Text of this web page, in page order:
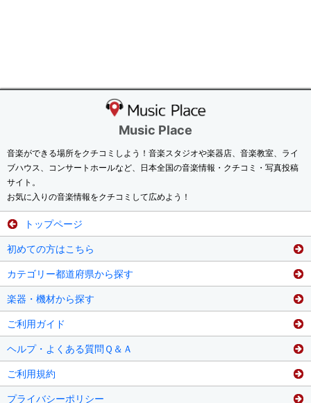
Music Place
音楽ができる場所をクチコミしよう！音楽スタジオや楽器店、音楽教室、ライ
ブハウス、コンサートホールなど、日本全国の音楽情報・クチコミ・写真投稿
サイト。
お気に入りの音楽情報をクチコミして広めよう！
トップページ
初めての方はこちら
カテゴリー都道府県から探す
楽器・機材から探す
ご利用ガイド
ヘルプ・よくある質問Ｑ＆Ａ
ご利用規約
プライバシーポリシー